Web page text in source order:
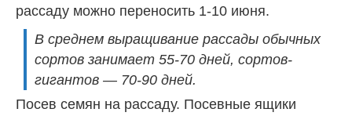
рассаду можно переносить 1-10 июня.
В среднем выращивание рассады обычных
сортов занимает 55-70 дней, сортов-
гигантов — 70-90 дней.
Посев семян на рассаду. Посевные ящики